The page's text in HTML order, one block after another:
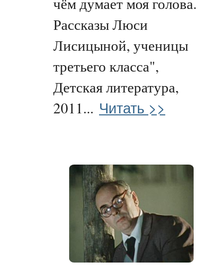
Рассказы Люси
Лисицыной, ученицы
третьего класса",
Детская литература,
2011... Читать >>